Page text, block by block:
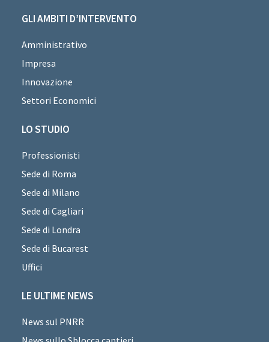
GLI AMBITI D’INTERVENTO
Amministrativo
Impresa
Innovazione
Settori Economici
LO STUDIO
Professionisti
Sede di Roma
Sede di Milano
Sede di Cagliari
Sede di Londra
Sede di Bucarest
Uffici
LE ULTIME NEWS
News sul PNRR